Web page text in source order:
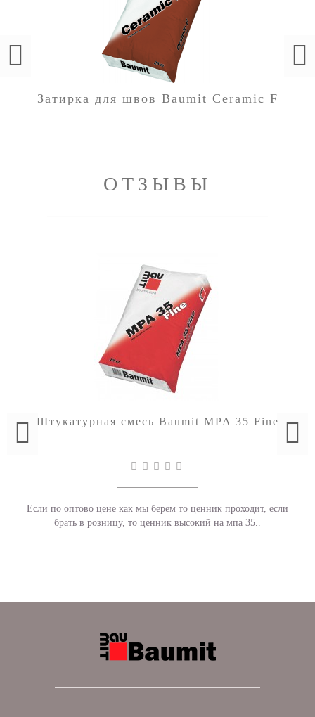
Затирка для швов Baumit Ceramic F
ОТЗЫВЫ
Штукатурная смесь Baumit MPA 35 Fine
Если по оптово цене как мы берем то ценник проходит, если
брать в розницу, то ценник высокий на мпа 35..